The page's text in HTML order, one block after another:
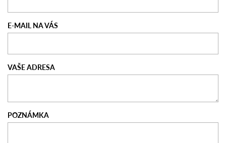
E-MAIL NA VÁS
VAŠE ADRESA
POZNÁMKA